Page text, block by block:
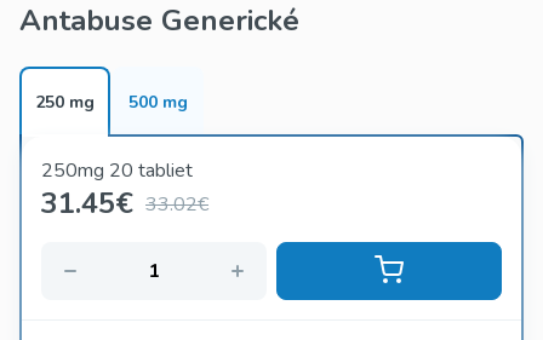
Antabuse Generické
250 mg 500 mg
250mg 20 tabliet
31.45€ 33.02€